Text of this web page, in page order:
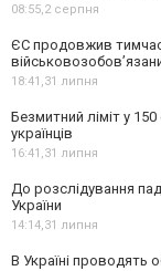
08:55,2 серпня
ЄС продовжив
18:41,31 липня
Безмитний ліміт у
українців
16:41,31 липня
До розслідування
України
14:14,31 липня
В Україні проводять